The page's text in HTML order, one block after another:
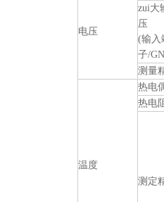
电压
zui大
压
(输入
子/
测量
温度
热电
热电
测定